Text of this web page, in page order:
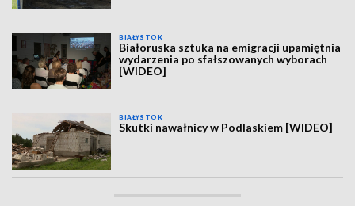
BIAŁYSTOK
Białoruska sztuka na emigracji upamiętnia
wydarzenia po sfałszowanych wyborach
[WIDEO]
BIAŁYSTOK
Skutki nawałnicy w Podlaskiem [WIDEO]